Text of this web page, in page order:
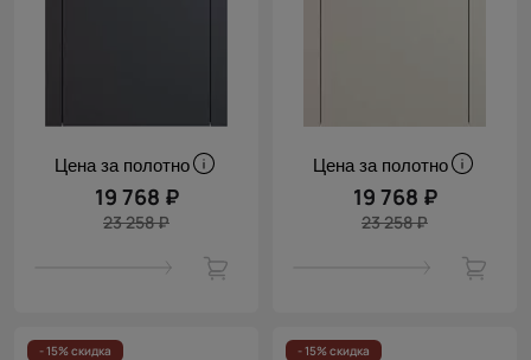
Цена за полотно
19 768 ₽
23 258 ₽
Цена за полотно
19 768 ₽
23 258 ₽
- 15% скидка - 15% скидка